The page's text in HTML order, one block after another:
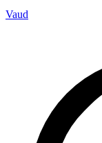
Vaud